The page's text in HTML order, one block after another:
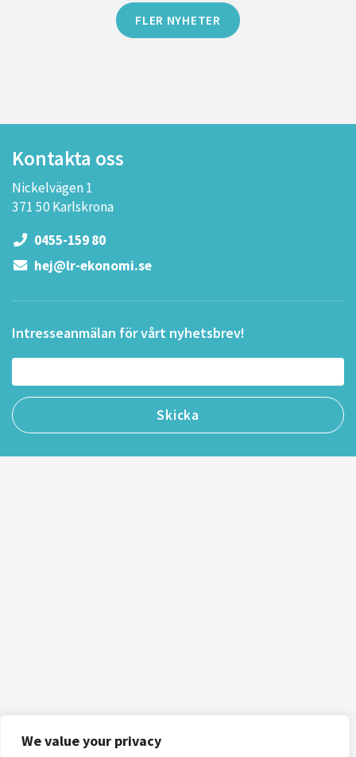
We value your privacy
FLER NYHETER
Kontakta oss
Nickelvägen 1
371 50 Karlskrona
0455-159 80
hej@lr-ekonomi.se
Intresseanmälan för vårt nyhetsbrev!